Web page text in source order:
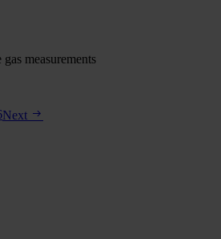
measurements
Next